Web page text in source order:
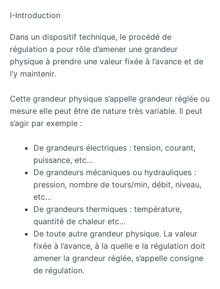
I-Introduction
Dans un dispositif technique, le procédé de
régulation a pour rôle d’amener une grandeur
physique à prendre une valeur fixée à l’avance et de
l’y maintenir.
Cette grandeur physique s’appelle grandeur réglée ou
mesure elle peut être de nature très variable. Il peut
s’agir par exemple :
De grandeurs électriques : tension, courant,
puissance, etc…
De grandeurs mécaniques ou hydrauliques :
pression, nombre de tours/min, débit, niveau,
etc…
De grandeurs thermiques : température,
quantité de chaleur etc…
De toute autre grandeur physique. La valeur
fixée à l’avance, à la quelle e la régulation doit
amener la grandeur réglée, s’appelle consigne
de régulation.